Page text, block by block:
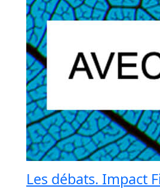
Les débats. Impact